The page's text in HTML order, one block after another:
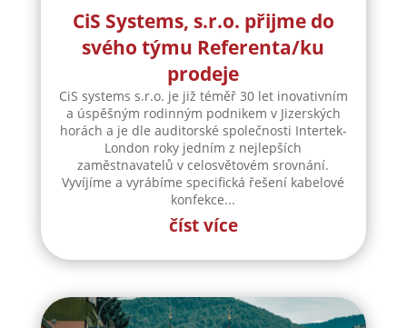
CiS Systems, s.r.o. přijme do
svého týmu Referenta/ku
prodeje
CiS systems s.r.o. je již téměř 30 let inovativním
a úspěšným rodinným podnikem v Jizerských
horách a je dle auditorské společnosti Intertek-
London roky jedním z nejlepších
zaměstnavatelů v celosvětovém srovnání.
Vyvíjíme a vyrábíme specifická řešení kabelové
konfekce...
číst více